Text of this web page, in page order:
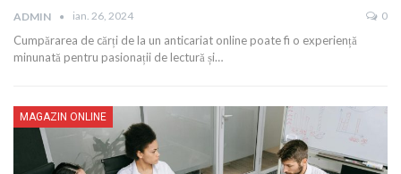
ADMIN ian. 26, 2024 0
Cumpărarea de cărți de la un anticariat online poate fi o experiență
minunată pentru pasionații de lectură și…
MAGAZIN ONLINE